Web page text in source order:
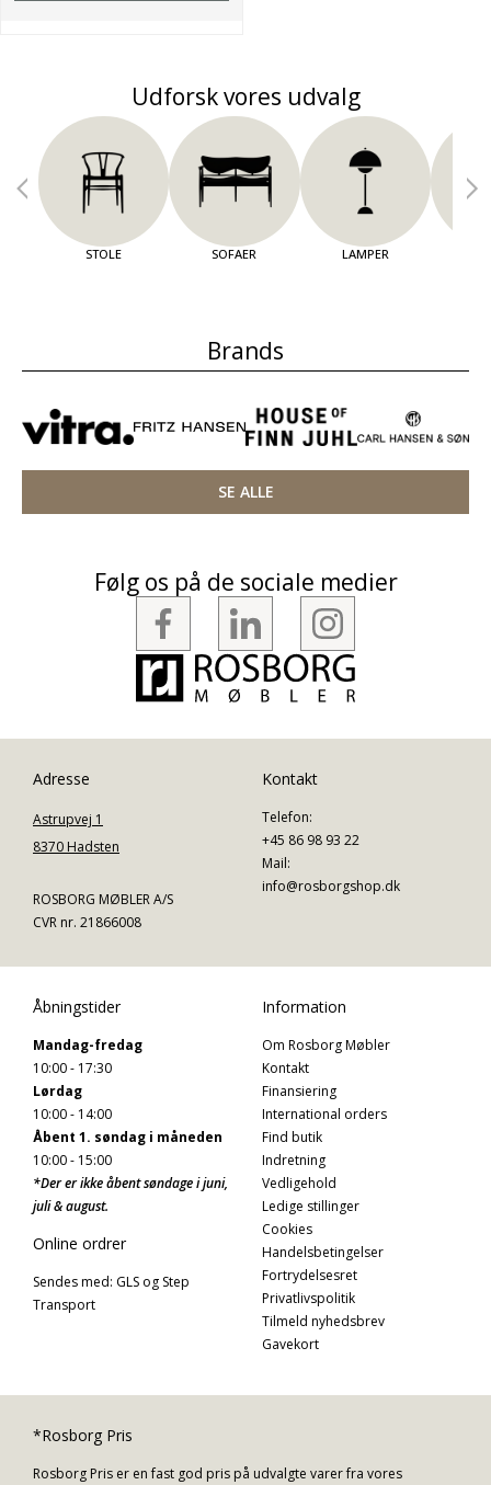
Udforsk vores udvalg
STOLE SOFAER LAMPER
Brands
SE ALLE
Følg os på de sociale medier
Adresse
Astrupvej 1
8370 Hadsten
ROSBORG MØBLER A/S
CVR nr. 21866008
Kontakt
Telefon:
+45 86 98 93 22
Mail:
info@rosborgshop.dk
Åbningstider
Mandag-fredag
10:00 - 17:30
Lørdag
10:00 - 14:00
Åbent 1. søndag i måneden
10:00 - 15:00
*Der er ikke åbent søndage i juni,
juli & august.
Online ordrer
Sendes med: GLS og Step
Transport
Information
Om Rosborg Møbler
Kontakt
Finansiering
International orders
Find butik
Indretning
Vedligehold
Ledige stillinger
Cookies
Handelsbetingelser
Fortrydelsesret
Privatlivspolitik
Tilmeld nyhedsbrev
Gavekort
*Rosborg Pris
Rosborg Pris er en fast god pris på udvalgte varer fra vores